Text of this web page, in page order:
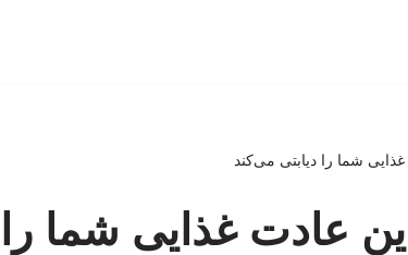
شما را دیابتی می‌کند
عادت غذایی شما